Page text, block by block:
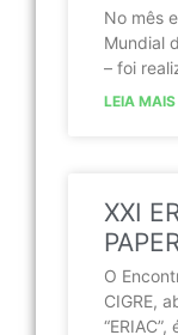
No mês
Mundial
– foi
LEIA
XXI
O
CIGRE,